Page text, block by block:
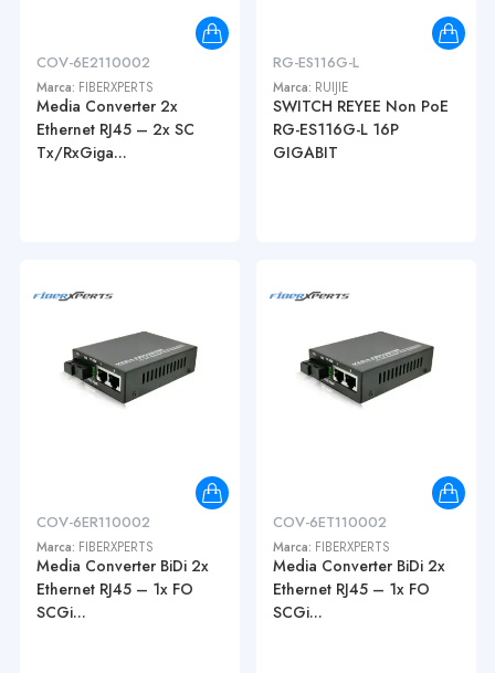
COV-6E2110002
Marca: FIBERXPERTS
Media Converter 2x
Ethernet RJ45 – 2x SC
Tx/RxGiga...
RG-ES116G-L
Marca: RUIJIE
SWITCH REYEE Non PoE
RG-ES116G-L 16P
GIGABIT
COV-6ER110002
Marca: FIBERXPERTS
Media Converter BiDi 2x
Ethernet RJ45 – 1x FO
SCGi...
COV-6ET110002
Marca: FIBERXPERTS
Media Converter BiDi 2x
Ethernet RJ45 – 1x FO
SCGi...